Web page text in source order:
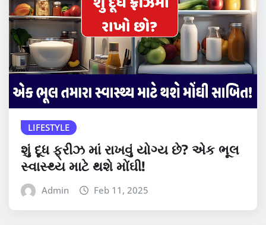
LIFESTYLE
શું દૂધ ફ્રીઝ માં રાખવું યોગ્ય છે? એક ભૂલ
સ્વાસ્થ્ય માટે થશે મોંઘી!
Admin Feb 11, 2025